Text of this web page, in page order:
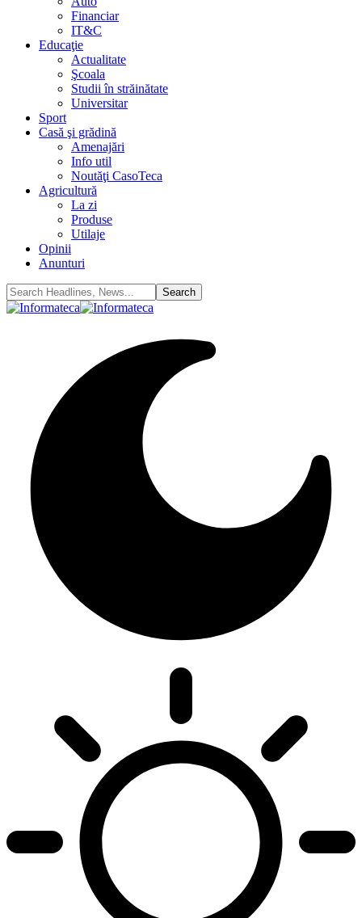
Financiar
IT&C
Educaţie
Actualitate
Şcoala
Studii în străinătate
Universitar
Sport
Casă şi grădină
Amenajări
Info util
Noutăţi CasoTeca
Agricultură
La zi
Produse
Utilaje
Opinii
Anunturi